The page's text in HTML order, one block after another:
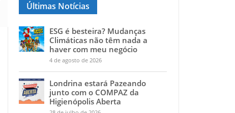
Últimas Notícias
ESG é besteira? Mudanças
Climáticas não têm nada a
haver com meu negócio
4 de agosto de 2026
Londrina estará Pazeando
junto com o COMPAZ da
Higienópolis Aberta